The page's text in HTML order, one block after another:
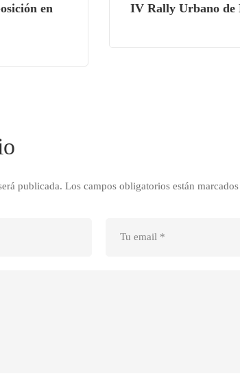
en
IV Rally Urbano de
publicada. Los campos obligatorios están